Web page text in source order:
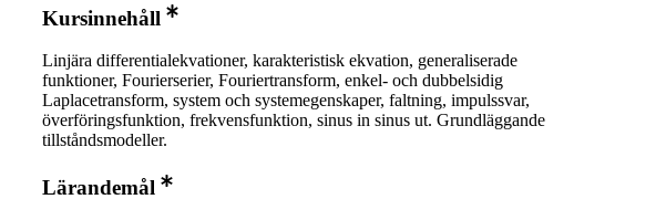
Kursinnehåll
Linjära differentialekvationer, karakteristisk ekvation, generaliserade
funktioner, Fourierserier, Fouriertransform, enkel- och dubbelsidig
Laplacetransform, system och systemegenskaper, faltning, impulssvar,
överföringsfunktion, frekvensfunktion, sinus in sinus ut. Grundläggande
tillståndsmodeller.
Lärandemål